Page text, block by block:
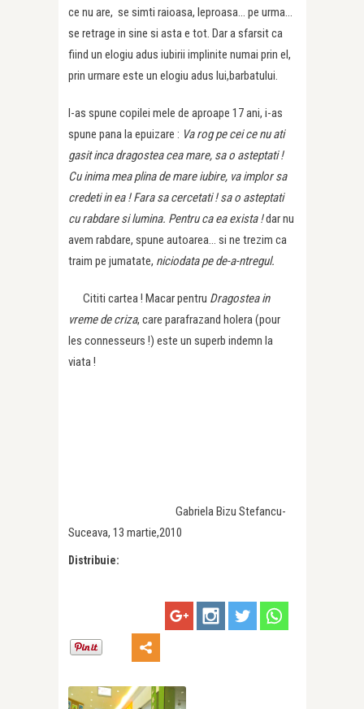
ce nu are, se simti raioasa, leproasa… pe urma…
se retrage in sine si asta e tot. Dar a sfarsit ca
fiind un elogiu adus iubirii implinite numai prin el,
prin urmare este un elogiu adus lui,barbatului.
I-as spune copilei mele de aproape 17 ani, i-as
spune pana la epuizare : Va rog pe cei ce nu ati
gasit inca dragostea cea mare, sa o asteptati !
Cu inima mea plina de mare iubire, va implor sa
credeti in ea ! Fara sa cercetati ! sa o asteptati
cu rabdare si lumina. Pentru ca ea exista !dar nu
avem rabdare, spune autoarea… si ne trezim ca
traim pe jumatate, niciodata pe de-a-ntregul.
Cititi cartea ! Macar pentru Dragostea in
vreme de criza, care parafrazand holera (pour
les connesseurs !) este un superb indemn la
viata !
Gabriela Bizu Stefancu-
Suceava, 13 martie,2010
Distribuie: